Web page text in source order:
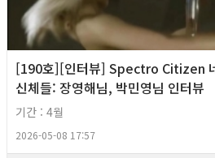
[190호][인터뷰] Spectro Citizen
신체들: 장영해님, 박민영님 인터뷰
기간 : 4월
2026-05-08 17:57